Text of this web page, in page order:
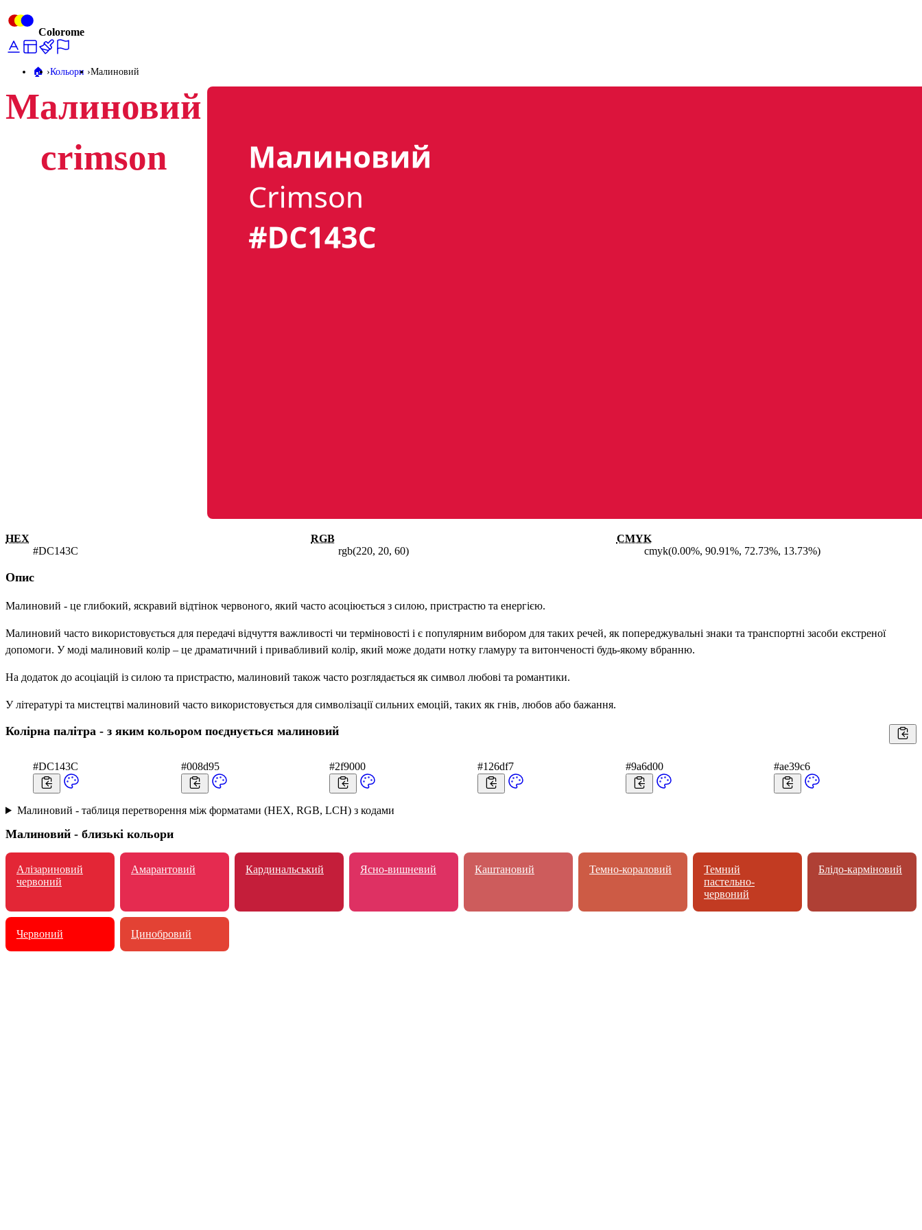
Colorome
🏠️ Кольори Малиновий
Малиновий
crimson
HEX
#DC143C
RGB
rgb(220, 20, 60)
CMYK
cmyk(0.00%, 90.91%, 72.73%, 13.73%)
Опис
Малиновий - це глибокий, яскравий відтінок червоного, який часто асоціюється з силою, пристрастю та енергією.
Малиновий часто використовується для передачі відчуття важливості чи терміновості і є популярним вибором для таких речей, як попереджувальні знаки та транспортні засоби екстреної
допомоги. У моді малиновий колір – це драматичний і привабливий колір, який може додати нотку гламуру та витонченості будь-якому вбранню.
На додаток до асоціацій із силою та пристрастю, малиновий також часто розглядається як символ любові та романтики.
У літературі та мистецтві малиновий часто використовується для символізації сильних емоцій, таких як гнів, любов або бажання.
Колірна палітра - з яким кольором поєднується малиновий
#DC143C #008d95 #2f9000 #126df7 #9a6d00 #ae39c6
Малиновий - таблиця перетворення між форматами (HEX, RGB, LCH) з кодами
Малиновий - близькі кольори
Алізариновий
червоний
Амарантовий Кардинальський Ясно-вишневий Каштановий Темно-кораловий
Темний
пастельно-
червоний
Блідо-карміновий
Червоний Цинобровий